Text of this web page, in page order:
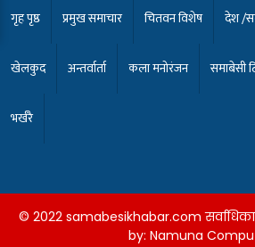
गृह पृष्ठ प्रमुख समाचार चितवन विशेष देश /
खेलकुद अन्तर्वार्ता कला मनोरंजन समाबेसी
भर्खरै
© 2022 samabesikhabar.com
by: Namuna